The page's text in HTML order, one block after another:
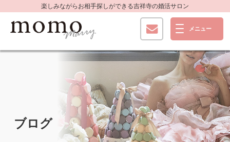
楽しみながらお相手探しができる吉祥寺の婚活サロン
ブログ